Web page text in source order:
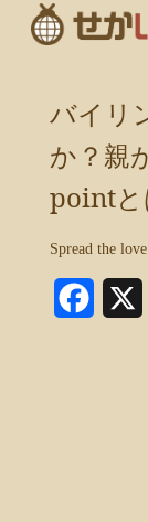
バイリ
か？親
pointと
Spread the love